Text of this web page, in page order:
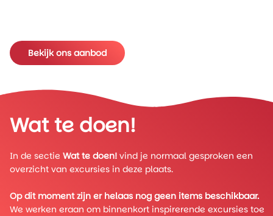
Bekijk ons aanbod
Wat te doen!
In de sectie Wat te doen! vind je normaal gesproken een
overzicht van excursies in deze plaats.
Op dit moment zijn er helaas nog geen items beschikbaar.
We werken eraan om binnenkort inspirerende excursies toe